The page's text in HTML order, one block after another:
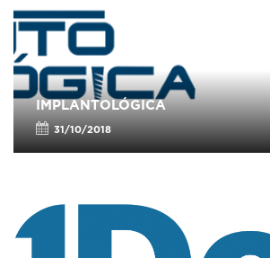
IMPLANTOLÓGICA
31/10/2018